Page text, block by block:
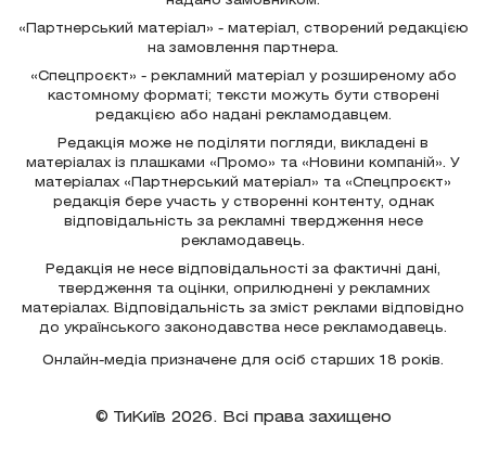
«Партнерський матеріал» - матеріал, створений редакцією
на замовлення партнера.
«Спецпроєкт» - рекламний матеріал у розширеному або
кастомному форматі; тексти можуть бути створені
редакцією або надані рекламодавцем.
Редакція може не поділяти погляди, викладені в
матеріалах із плашками «Промо» та «Новини компаній». У
матеріалах «Партнерський матеріал» та «Спецпроєкт»
редакція бере участь у створенні контенту, однак
відповідальність за рекламні твердження несе
рекламодавець.
Редакція не несе відповідальності за фактичні дані,
твердження та оцінки, оприлюднені у рекламних
матеріалах. Відповідальність за зміст реклами відповідно
до українського законодавства несе рекламодавець.
Онлайн-медіа призначене для осіб старших 18 років.
© ТиКиїв 2026. Всі права захищено